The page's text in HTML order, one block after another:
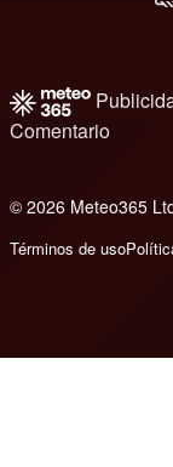
Comentario
© 2026 Meteo365
Términos de uso